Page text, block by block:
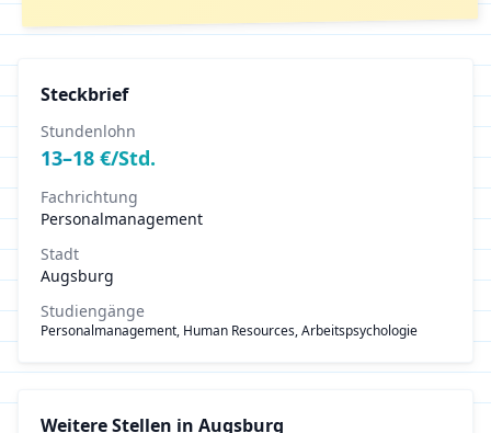
Steckbrief
Stundenlohn
13–18 €/Std.
Fachrichtung
Personalmanagement
Stadt
Augsburg
Studiengänge
Personalmanagement, Human Resources, Arbeitspsychologie
Weitere Stellen in Augsburg